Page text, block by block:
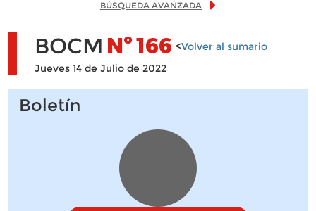
BÚSQUEDA AVANZADA
BOCM Nº166 <Volver al sumario
Jueves 14 de Julio de 2022
Boletín